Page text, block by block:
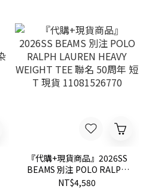
『代購+現貨商品』2026SS
BEAMS 別注 POLO RALPH
LAUREN HEAVY WEIGHT
NT$4,580